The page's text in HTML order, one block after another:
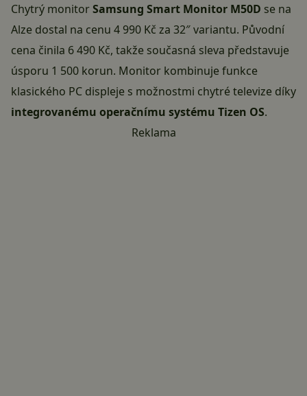
Chytrý monitorSamsung Smart Monitor M50D se na
Alze dostal na cenu 4 990 Kč za 32″ variantu. Původní
cena činila 6 490 Kč, takže současná sleva představuje
úsporu 1 500 korun. Monitor kombinuje funkce
klasického PC displeje s možnostmi chytré televize díky
integrovanému operačnímu systému Tizen OS.
Reklama